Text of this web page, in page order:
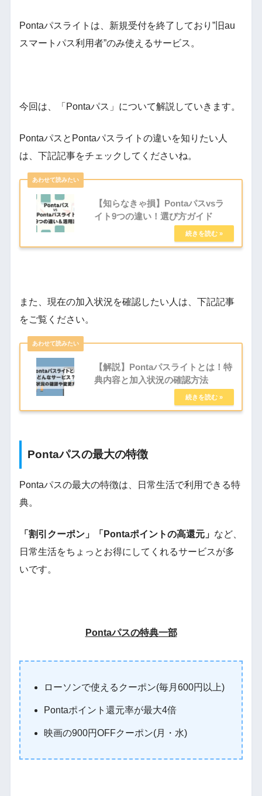
Pontaパスライトは、新規受付を終了しており”旧au
スマートパス利用者”のみ使えるサービス。
今回は、「Pontaパス」について解説していきます。
PontaパスとPontaパスライトの違いを知りたい人
は、下記記事をチェックしてくださいね。
【知らなきゃ損】Pontaパスvsラ
イト9つの違い！選び方ガイド
また、現在の加入状況を確認したい人は、下記記事
をご覧ください。
【解説】Pontaパスライトとは！特
典内容と加入状況の確認方法
Pontaパスの最大の特徴
Pontaパスの最大の特徴は、日常生活で利用できる特
典。
「割引クーポン」「Pontaポイントの高還元」 など、
日常生活をちょっとお得にしてくれるサービスが多
いです。
Pontaパスの特典一部
ローソンで使えるクーポン(毎月600円以上)
Pontaポイント還元率が最大4倍
映画の900円OFFクーポン(月・水)